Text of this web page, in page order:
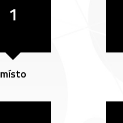
1
místo